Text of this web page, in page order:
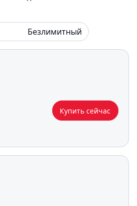
Безлимитный
Купить сейчас